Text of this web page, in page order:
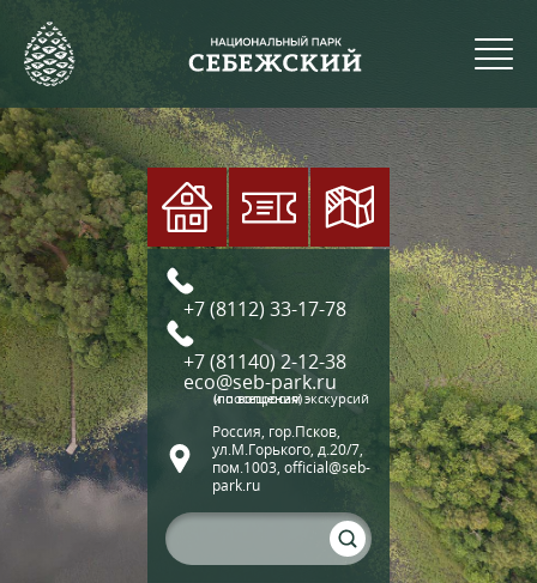
+7 (8112) 33-17-78
+7 (81140) 2-12-38
eco@seb-park.ru
(по вопросам экскурсий и посещения)
Россия, гор.Псков,
ул.М.Горького, д.20/7,
пом.1003, official@seb-
park.ru